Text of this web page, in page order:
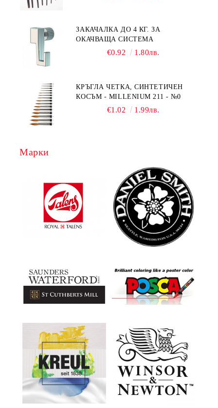
ЗАКАЧАЛКА ДО 4 КГ. ЗА
ОКАЧВАЩА СИСТЕМА
€0.92 1.80лв.
КРЪГЛА ЧЕТКА, СИНТЕТИЧЕН
КОСЪМ - MILLENIUM 211 - №0
€1.02 1.99лв.
Марки